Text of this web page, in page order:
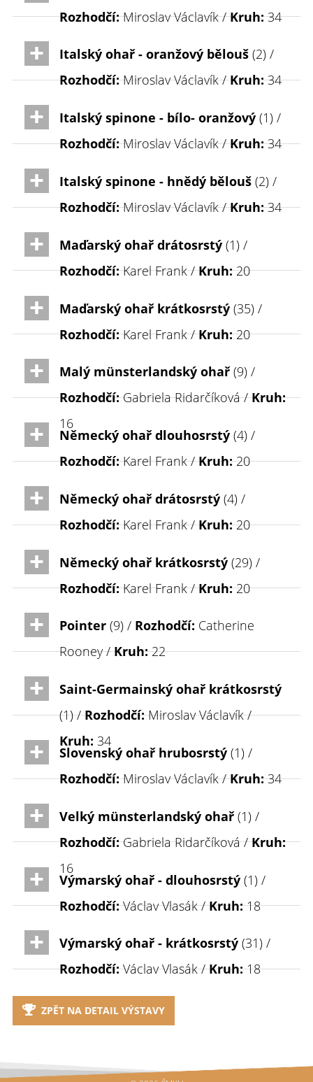
Rozhodčí:Miroslav Václavík /Kruh:34
Italský ohař - oranžový bělouš (2) /
Rozhodčí:Miroslav Václavík /Kruh:34
Italský spinone - bílo- oranžový (1) /
Rozhodčí:Miroslav Václavík /Kruh:34
Italský spinone - hnědý bělouš (2) /
Rozhodčí:Miroslav Václavík /Kruh:34
Maďarský ohař drátosrstý (1) /
Rozhodčí:Karel Frank /Kruh:20
Maďarský ohař krátkosrstý (35) /
Rozhodčí:Karel Frank /Kruh:20
Malý münsterlandský ohař(9) /
Rozhodčí:Gabriela Ridarčíková /Kruh:
16
Německý ohař dlouhosrstý (4) /
Rozhodčí:Karel Frank /Kruh:20
Německý ohař drátosrstý (4) /
Rozhodčí:Karel Frank /Kruh:20
Německý ohař krátkosrstý (29) /
Rozhodčí:Karel Frank /Kruh:20
Pointer (9) / Rozhodčí: Catherine
Rooney /Kruh:22
Saint-Germainský ohař krátkosrstý
(1) /Rozhodčí:Miroslav Václavík /
Kruh: 34
Slovenský ohař hrubosrstý (1) /
Rozhodčí:Miroslav Václavík /Kruh:34
Velký münsterlandský ohař(1) /
Rozhodčí:Gabriela Ridarčíková /Kruh:
16
Výmarský ohař - dlouhosrstý (1) /
Rozhodčí:Václav Vlasák /Kruh:18
Výmarský ohař - krátkosrstý (31) /
Rozhodčí:Václav Vlasák /Kruh:18
ZPĚT NA DETAIL VÝSTAVY